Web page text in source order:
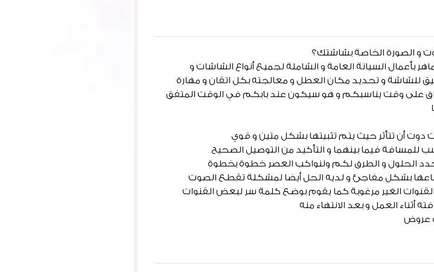
و الصورة الخاصة بشاشتك؟
بأعمال السيانة العامة و الشاملة لجميع أنواع الشاشات و
للشاشة و تحديد مكان العطل و معالجته بكل اتقان و مهارة
على وقت يناسبكم و هو سيكون عند بابكم في الوقت المتفق
دوت أن تتأثر حيث يتم تثبيتها بشكل متين و قوي
للمسافة فيما بينهما و التأكيد من التوصيل الصحيح
الحلول و الطرق لكم ولنواكب العصر خطوة بخطوة
بشكل مفاجئ و لديه الحل أيضا لمشكلة تقطع الصوت
الغير مرغوبة كما يقوم بوضع كلمة سر لبعض القنوات
أثناء العمل و بعد الانتهاء منه
عروض